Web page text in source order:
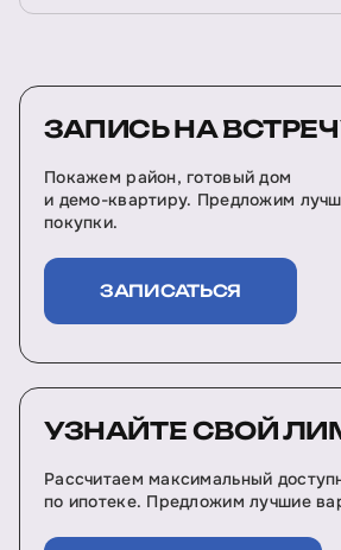
ЗАПИСЬ НА
Покажем район, готовый дом
и демо-квартиру. Предложим
покупки.
ЗАПИСАТЬСЯ
УЗНАЙТЕ СВОЙ
Рассчитаем максимальный
по ипотеке. Предложим лучшие